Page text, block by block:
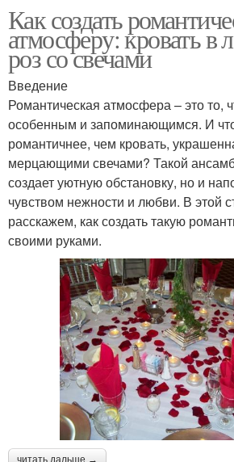
Как создать
атмосферу: кровать в
роз со свечами
Введение
Романтическая атмосфера – это то,
особенным и запоминающимся. И
романтичнее, чем кровать,
мерцающими свечами? Такой
создает уютную обстановку, но и
чувством нежности и любви. В этой
расскажем, как создать такую
своими руками.
читать дальше →